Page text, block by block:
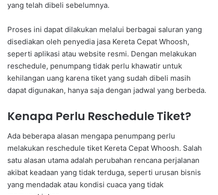
yang telah dibeli sebelumnya.
Proses ini dapat dilakukan melalui berbagai saluran yang
disediakan oleh penyedia jasa Kereta Cepat Whoosh,
seperti aplikasi atau website resmi. Dengan melakukan
reschedule, penumpang tidak perlu khawatir untuk
kehilangan uang karena tiket yang sudah dibeli masih
dapat digunakan, hanya saja dengan jadwal yang berbeda.
Kenapa Perlu Reschedule Tiket?
Ada beberapa alasan mengapa penumpang perlu
melakukan reschedule tiket Kereta Cepat Whoosh. Salah
satu alasan utama adalah perubahan rencana perjalanan
akibat keadaan yang tidak terduga, seperti urusan bisnis
yang mendadak atau kondisi cuaca yang tidak